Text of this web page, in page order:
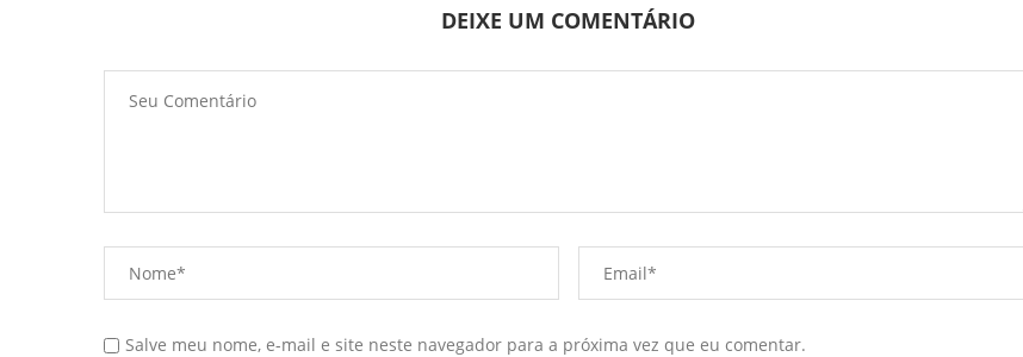
DEIXE UM COMENTÁRIO
Salve meu nome, e-mail e site neste navegador para a próxima vez que eu comentar.